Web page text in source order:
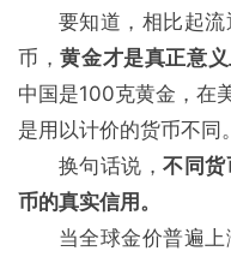
要知道，相比起
币，黄金才是真正意义
中国是100克黄金，在
是用以计价的货币不同。
换句话说，不同
币的真实信用。
当全球金价普遍